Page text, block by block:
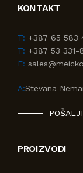
KONTAKT
T: +387 65 583
T: +387 53 331-
E:
A:Stevana
PROIZVODI